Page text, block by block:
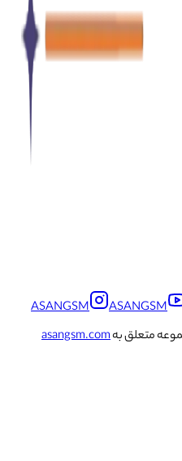
ASANGSM
ASANGSM
متعلق بهasangsm.com